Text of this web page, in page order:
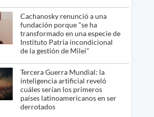
Cachanosky renunció a una
fundación porque "se ha
transformado en una especie de
Instituto Patria incondicional
de la gestión de Milei"
Tercera Guerra Mundial: la
inteligencia artificial reveló
cuáles serían los primeros
países latinoamericanos en ser
derrotados